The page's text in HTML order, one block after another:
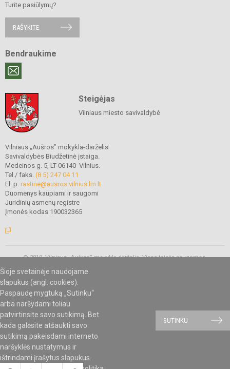
Šioje svetainėje naudojame
slapukus (angl. cookies).
Paspaudę mygtuką „Sutinku“
arba naršydami toliau
patvirtinsite savo sutikimą. Bet
kada galėsite atšaukti savo
sutikimą pakeisdami interneto
naršyklės nustatymus ir
ištrindami įrašytus slapukus.
SUTINKU
Turite pasiūlymų?
RAŠYKITE
Bendraukime
Steigėjas
Vilniaus miesto savivaldybė
Vilniaus „Aušros” mokykla-darželis
Savivaldybės Biudžetinė įstaiga.
Medeinos g. 5, LT-06140 Vilnius.
Tel./ faks. (8 5) 247 04 11
El. p. rastine@ausros.vilnius.lm.lt
Duomenys kaupiami ir saugomi
Juridinių asmenų registre
Įmonės kodas 190032365
© 2019. Vilniaus „Aušros” mokykla-darželis. Visos teisės saugomos.
SVETAINESMOKYKLOMS.LT